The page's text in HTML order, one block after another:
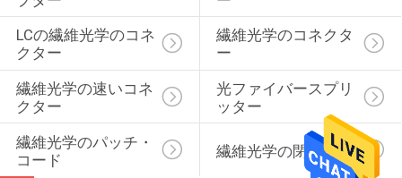
規
約
LCの繊維光学のコネ
クター
繊維光学のコネクタ
ー
繊維光学の速いコネ
クター
光ファイバースプリ
ッター
繊維光学のパッチ・
コード
繊維光学の閉鎖